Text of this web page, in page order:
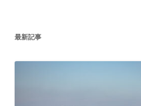
最新記事